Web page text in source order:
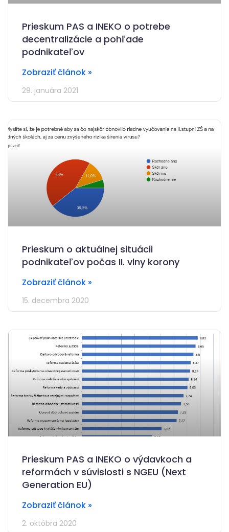
Prieskum PAS a INEKO o potrebe
decentralizácie a pohľade
podnikateľov
Zobraziť článok »
29. januára 2021
Prieskum o aktuálnej situácii
podnikateľov počas II. vlny korony
Zobraziť článok »
15. decembra 2020
Prieskum PAS a INEKO o výdavkoch a
reformách v súvislosti s NGEU (Next
Generation EU)
Zobraziť článok »
2. októbra 2020